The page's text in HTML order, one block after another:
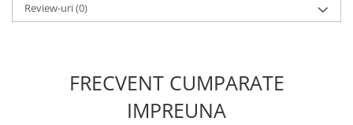
Review-uri(0)
FRECVENT CUMPARATE
IMPREUNA